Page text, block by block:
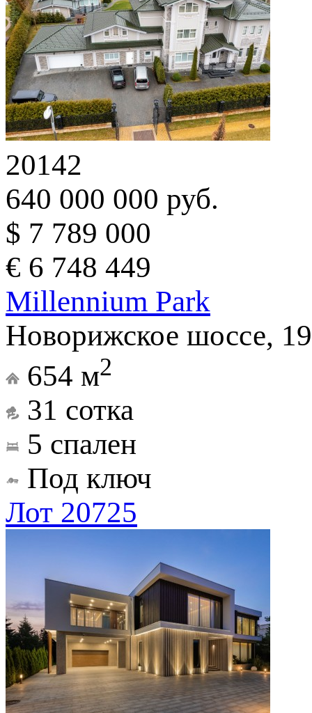
20142
640 000 000 руб.
$ 7 789 000
€ 6 748 449
Millennium Park
Новорижское шоссе,
654 м2
31 сотка
5 спален
Под ключ
Лот 20725